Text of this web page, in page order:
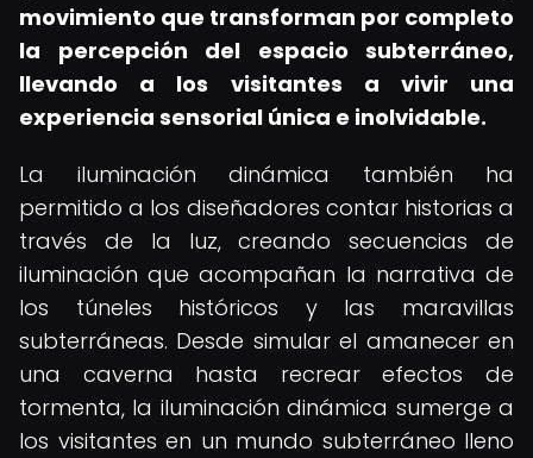
movimiento que transforman por completo
la percepción del espacio subterráneo,
llevando a los visitantes a vivir una
experiencia sensorial única e inolvidable.
La iluminación dinámica también ha
permitido a los diseñadores contar historias a
través de la luz, creando secuencias de
iluminación que acompañan la narrativa de
los túneles históricos y las maravillas
subterráneas. Desde simular el amanecer en
una caverna hasta recrear efectos de
tormenta, la iluminación dinámica sumerge a
los visitantes en un mundo subterráneo lleno